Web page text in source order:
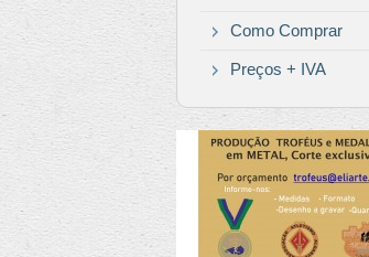
Como Comprar
Preços + IVA